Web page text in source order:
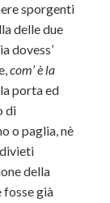
sporgenti
delle due
dovess’
com’ è la
porta ed
di
o paglia, nè
della
fosse già